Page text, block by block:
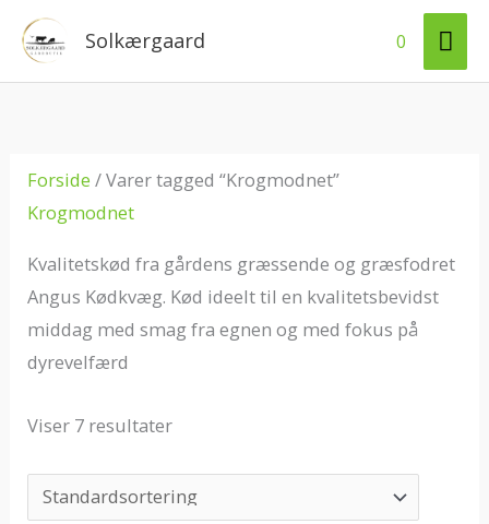
indholdet
Solkærgaard 0
Forside / Varer tagged “Krogmodnet”
Krogmodnet
Kvalitetskød fra gårdens græssende og græsfodret
Angus Kødkvæg. Kød ideelt til en kvalitetsbevidst
middag med smag fra egnen og med fokus på
dyrevelfærd
Viser 7 resultater